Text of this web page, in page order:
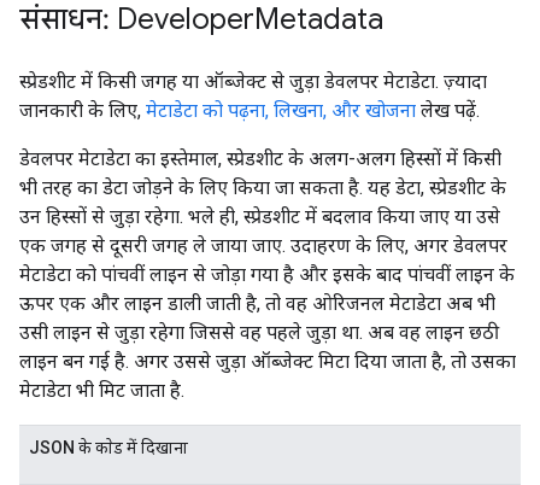
संसाधन: DeveloperMetadata
स्प्रेडशीट में किसी जगह या ऑब्जेक्ट से जुड़ा डेवलपर मेटाडेटा. ज़्यादा
जानकारी के लिए, मेटाडेटा को पढ़ना, लिखना, और खोजना लेख पढ़ें.
डेवलपर मेटाडेटा का इस्तेमाल, स्प्रेडशीट के अलग-अलग हिस्सों में किसी
भी तरह का डेटा जोड़ने के लिए किया जा सकता है. यह डेटा, स्प्रेडशीट के
उन हिस्सों से जुड़ा रहेगा. भले ही, स्प्रेडशीट में बदलाव किया जाए या उसे
एक जगह से दूसरी जगह ले जाया जाए. उदाहरण के लिए, अगर डेवलपर
मेटाडेटा को पांचवीं लाइन से जोड़ा गया है और इसके बाद पांचवीं लाइन के
ऊपर एक और लाइन डाली जाती है, तो वह ओरिजनल मेटाडेटा अब भी
उसी लाइन से जुड़ा रहेगा जिससे वह पहले जुड़ा था. अब वह लाइन छठी
लाइन बन गई है. अगर उससे जुड़ा ऑब्जेक्ट मिटा दिया जाता है, तो उसका
मेटाडेटा भी मिट जाता है.
JSON के काेड में दिखाना